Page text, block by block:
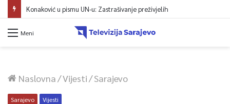
Konaković u pismu UN-u: Zastrašivanje preživjelih
Meni
Naslovna/Vijesti/Sarajevo
Sarajevo Vijesti